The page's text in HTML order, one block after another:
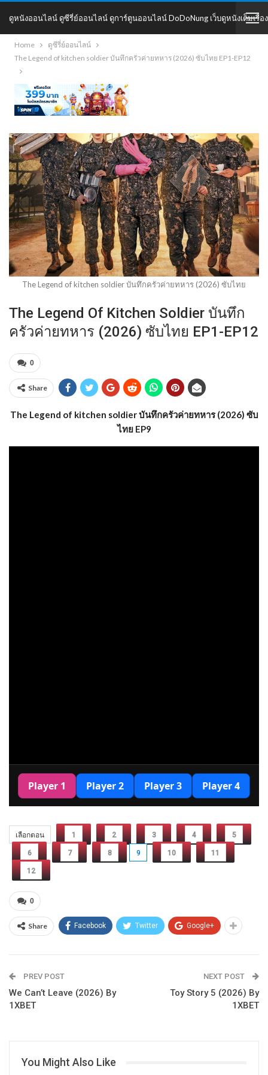
ดูหนังออนไลน์ ดูซีรี่ย์ออนไลน์ ดูการ์ตูนออนไลน์ DoDoNung เว็บดูหนังเต็มเรื่อง
DoDoNung
Home
ดูซีรี่ย์ออนไลน์
The Legend of kitchen soldier บันทึกครัวค่ายทหาร (2026) ซับไทย EP1-EP12
The Legend of kitchen soldier บันทึกครัวค่ายทหาร (2026) ซับไทย
The Legend Of Kitchen Soldier บันทึก
ครัวค่ายทหาร (2026) ซับไทย EP1-EP12
0
Share
The Legend of kitchen soldier บันทึกครัวค่ายทหาร (2026) ซับ
ไทย EP9
เลือกตอน 1 2 3 4 5
6 7 8 9 10 11
12
0
Share Facebook Twitter Google+
PREV POST
We Can’t Leave (2026) By
1XBET
NEXT POST
Toy Story 5 (2026) By
1XBET
You Might Also Like